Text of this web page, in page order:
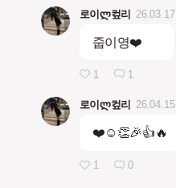
로이ლ컾리 26.03.17
줍이영❤️
1 1
로이ლ컾리 26.04.15
❤️☺️👏🎉👍🔥
1 0